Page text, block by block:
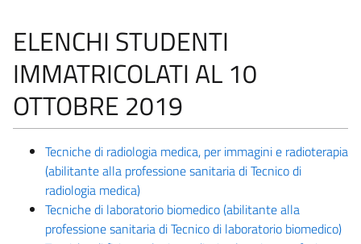
ELENCHI STUDENTI
IMMATRICOLATI AL 10
OTTOBRE 2019
Tecniche di radiologia medica, per immagini e radioterapia
(abilitante alla professione sanitaria di Tecnico di
radiologia medica)
Tecniche di laboratorio biomedico (abilitante alla
professione sanitaria di Tecnico di laboratorio biomedico)